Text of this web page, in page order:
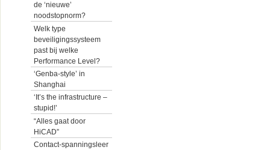
de ‘nieuwe’
noodstopnorm?
Welk type
beveiligingssysteem
past bij welke
Performance Level?
‘Genba-style’ in
Shanghai
‘It’s the infrastructure –
stupid!’
“Alles gaat door
HiCAD”
Contact-spanningsleer